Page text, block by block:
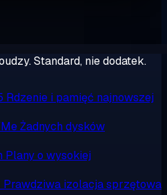
Standard, nie dodatek.
Rdzenie i pamięć najnowszej
Żadnych dysków
Plany o wysokiej
Prawdziwa izolacja sprzętowa